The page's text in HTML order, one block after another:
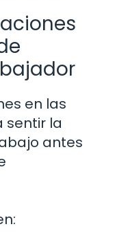
en las
sentir la
antes